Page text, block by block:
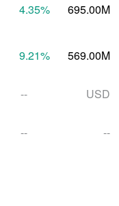
4.35% 695.00M
9.21% 569.00M
-- USD
-- --